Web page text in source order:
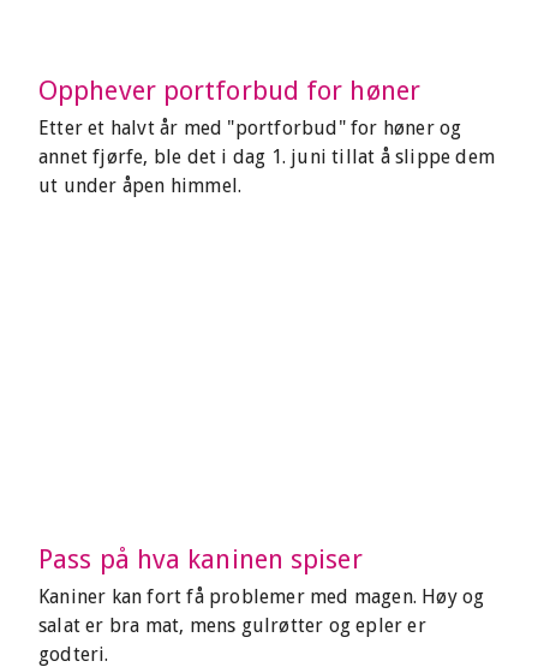
Opphever portforbud for høner
Etter et halvt år med "portforbud" for høner og
annet fjørfe, ble det i dag 1. juni tillat å slippe dem
ut under åpen himmel.
Pass på hva kaninen spiser
Kaniner kan fort få problemer med magen. Høy og
salat er bra mat, mens gulrøtter og epler er
godteri.